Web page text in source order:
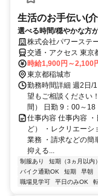
生活のお手伝い(
選べる時間/穏やかな方
株式会社パワーステ
交通・アクセス 東京
時給1,900円～2,100
東京都稲城市
勤務時間詳細 週2日/
望もご相談ください
間） 日勤 9：00～18
仕事内容 仕事内容
ど） ・レクリエーシ
業務 ・請求などの簡
抑える...
制服あり 短期（3ヵ月以内）
バイク通勤OK
短期 早朝
職場見学可
平日のみOK